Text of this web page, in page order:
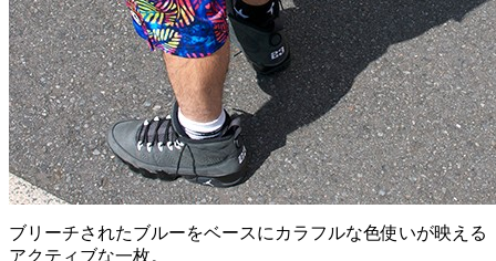
ブリーチされたブルーをベースにカラフルな色使いが映える
アクティブな一枚。